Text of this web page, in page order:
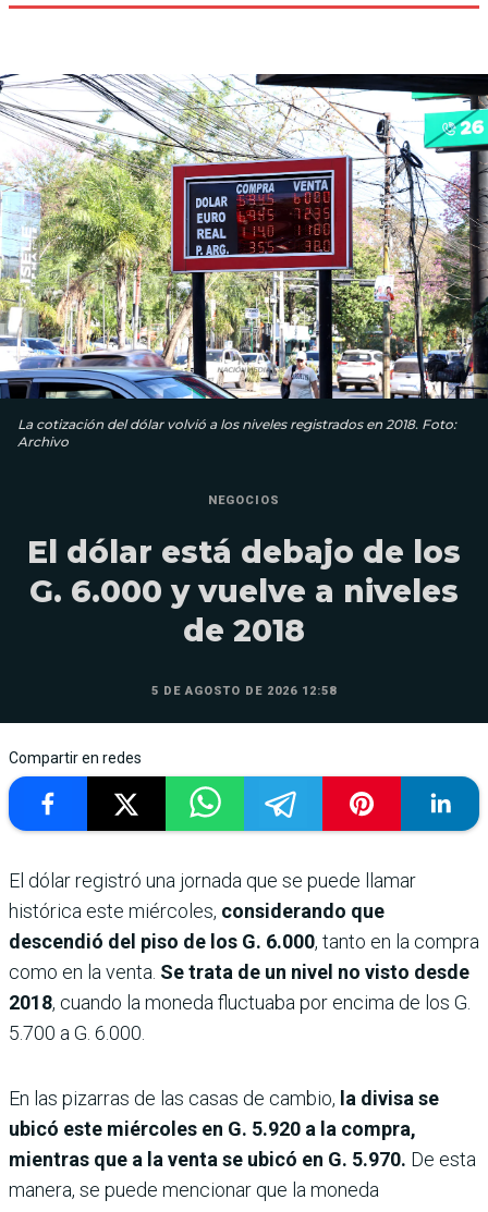
La cotización del dólar volvió a los niveles registrados en 2018. Foto:
Archivo
NEGOCIOS
El dólar está debajo de los
G. 6.000 y vuelve a niveles
de 2018
5 DE AGOSTO DE 2026 12:58
Compartir en redes
El dólar registró una jornada que se puede llamar
histórica este miércoles, considerando que
descendió del piso de los G. 6.000, tanto en la compra
como en la venta. Se trata de un nivel no visto desde
2018, cuando la moneda fluctuaba por encima de los G.
5.700 a G. 6.000.
En las pizarras de las casas de cambio, la divisa se
ubicó este miércoles en G. 5.920 a la compra,
mientras que a la venta se ubicó en G. 5.970. De esta
manera, se puede mencionar que la moneda